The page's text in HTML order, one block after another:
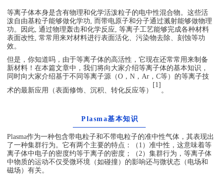
等离子体本身是含有物理和化学活泼粒子的电中性混合物。这些活
泼自由基粒子能够做化学功, 而带电原子和分子通过溅射能够做物理
功。因此, 通过物理轰击和化学反应, 等离子工艺能够完成各种材料
表面改性, 常常用来对材料进行表面活化、污染物去除、刻蚀等功
效。
但是，你知道吗，由于等离子体的高活性，它现在还常常用来制备
新材料！在本篇文章中，我们将向大家介绍等离子体的基本知识，
同时向大家介绍基于不同等离子源（O，N，Ar，C等）的等离子技
术的最新应用（表面修饰、沉积、转化反应等）
[1]
。
Plasma基本知识
Plasma作为一种包含带电粒子和不带电粒子的准中性气体，其表现出
了一种集群行为。它有两个主要的特点：（1）准中性，这意味着等
离子体中电子的密度约等于离子的密度；（2）集群行为，等离子体
中物质的运动不仅受微环境（如碰撞）的影响还与微状态（电场和
磁场）有关。